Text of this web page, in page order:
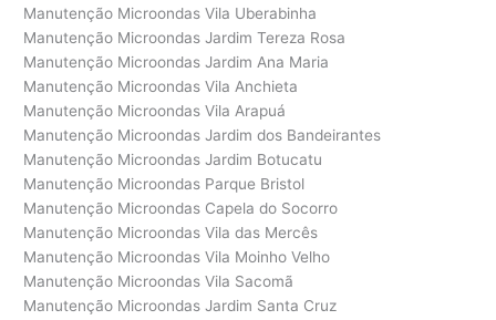
Manutenção Microondas Vila Uberabinha
Manutenção Microondas Jardim Tereza Rosa
Manutenção Microondas Jardim Ana Maria
Manutenção Microondas Vila Anchieta
Manutenção Microondas Vila Arapuá
Manutenção Microondas Jardim dos Bandeirantes
Manutenção Microondas Jardim Botucatu
Manutenção Microondas Parque Bristol
Manutenção Microondas Capela do Socorro
Manutenção Microondas Vila das Mercês
Manutenção Microondas Vila Moinho Velho
Manutenção Microondas Vila Sacomã
Manutenção Microondas Jardim Santa Cruz